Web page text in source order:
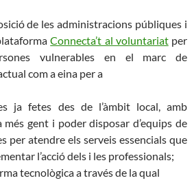
de les administracions públiques i
Connecta’t al voluntariatper
vulnerables en el marc de
com a eina per a
ja fetes des de l’àmbit local, amb
més gent i poder disposar d’equips de
per atendre els serveis essencials que
l’acció dels i les professionals;
tecnològica a través de la qual